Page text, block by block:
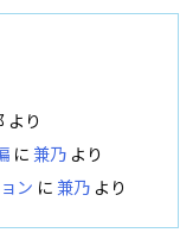
より
に 兼乃 より
ン に 兼乃 より